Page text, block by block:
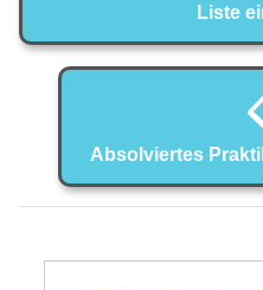
Liste
Absolviertes